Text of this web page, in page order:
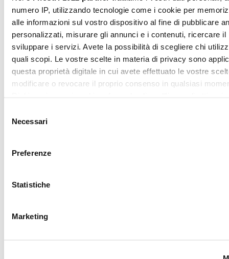
ritirare il tuo consenso in qualsiasi momento dalla
sui cookie.
Utilizziamo i cookie per personalizzare contenuti ed
fornire funzionalità dei social media e per analizzare il nostro
traffico. Condividiamo inoltre informazioni sul modo in cui
nostro sito con i nostri partner che si occupano di analisi dei
utilizzo dei loro servizi.
Mostra
Accetta tutti
SUBSCRIBE